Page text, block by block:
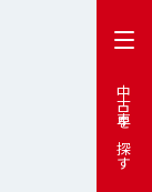
中古車を探す